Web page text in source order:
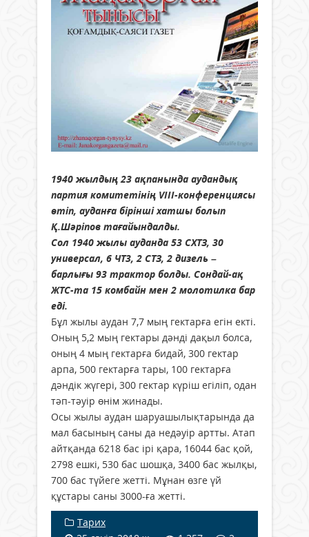
1940 жылдың 23 ақпанында аудандық
партия комитетінің VІІІ-конференциясы
өтіп, ауданға бірінші хатшы болып
Қ.Шәріпов тағайындалды.
Сол 1940 жылы ауданда 53 СХТЗ, 30
универсал, 6 ЧТ3, 2 СТЗ, 2 дизель –
барлығы 93 трактор болды. Сондай-ақ
ЖТС-та 15 комбайн мен 2 молотилка бар
еді.
Бұл жылы аудан 7,7 мың гектарға егін екті.
Оның 5,2 мың гектары дәнді дақыл болса,
оның 4 мың гектарға бидай, 300 гектар
арпа, 500 гектарға тары, 100 гектарға
дәндік жүгері, 300 гектар күріш егіліп, одан
тәп-тәуір өнім жинады.
Осы жылы аудан шаруашылықтарында да
мал басының саны да недәуір артты. Атап
айтқанда 6218 бас ірі қара, 16044 бас қой,
2798 ешкі, 530 бас шошқа, 3400 бас жылқы,
700 бас түйеге жетті. Мұнан өзге үй
құстары саны 3000-ға жетті.
Тарих